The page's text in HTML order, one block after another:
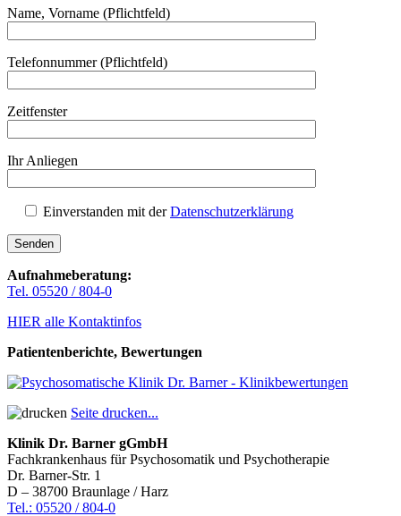
Name, Vorname (Pflichtfeld)
Telefonnummer (Pflichtfeld)
Zeitfenster
Ihr Anliegen
Einverstanden mit derDatenschutzerklärung
Aufnahmeberatung:
Tel. 05520 / 804-0
HIER alle Kontaktinfos
Patientenberichte, Bewertungen
Seite drucken...
Klinik Dr. Barner gGmbH
Fachkrankenhaus für Psychosomatik und Psychotherapie
Dr. Barner-Str. 1
D – 38700 Braunlage / Harz
Tel.: 05520 / 804-0